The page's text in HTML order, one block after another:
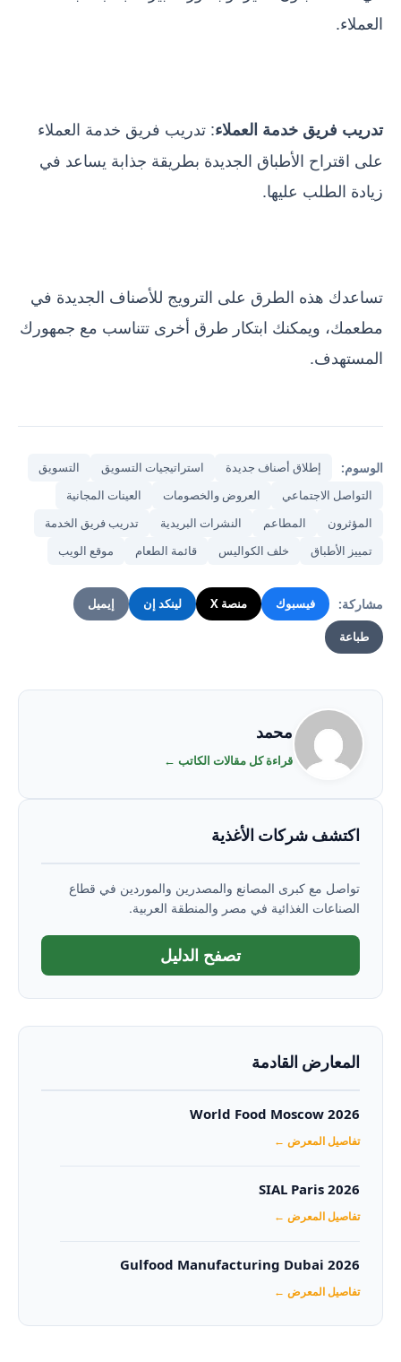
العملاء.
تدريب فريق خدمة العملاء: تدريب فريق خدمة العملاء
على اقتراح الأطباق الجديدة بطريقة جذابة يساعد في
زيادة الطلب عليها.
تساعدك هذه الطرق على الترويج للأصناف الجديدة في
مطعمك، ويمكنك ابتكار طرق أخرى تتناسب مع جمهورك
المستهدف.
الوسوم: إطلاق أصناف جديدة استراتيجيات التسويق
التسويق
التواصل الاجتماعي
العروض والخصومات
العينات المجانية
المؤثرون
المطاعم النشرات البريدية
تدريب فريق الخدمة
تمييز الأطباق
خلف الكواليس قائمة الطعام موقع الويب
مشاركة: فيسبوك منصة X لينكد إن إيميل
طباعة
محمد
قراءة كل مقالات الكاتب ←
اكتشف شركات الأغذية
تواصل مع كبرى المصانع والمصدرين والموردين في قطاع
الصناعات الغذائية في مصر والمنطقة العربية.
تصفح الدليل
المعارض القادمة
World Food Moscow 2026
تفاصيل المعرض ←
SIAL Paris 2026
تفاصيل المعرض ←
Gulfood Manufacturing Dubai 2026‏
تفاصيل المعرض ←